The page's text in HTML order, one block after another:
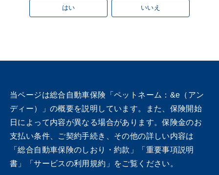
はい いいえ
当ページは総合自動車保険「ペットネーム：&e（アン
ディー）」の概要を説明しています。また、保険開始
日によって内容が異なる場合があります。保険金のお
支払い条件、ご契約手続き、その他の詳しい内容は
「総合自動車保険のしおり・約款」「重要事項説明
書」「サービスの利用規約」をご覧ください。